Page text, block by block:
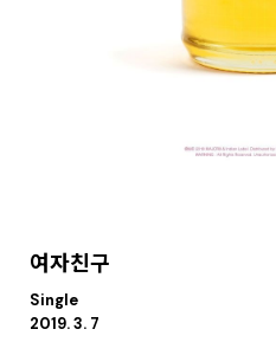
여자친구
Single
2019. 3. 7